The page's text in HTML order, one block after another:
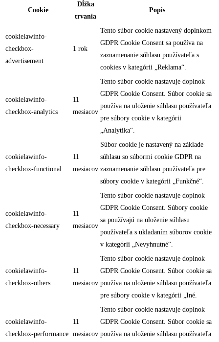
Cookie
Dĺžka
trvania
Popis
cookielawinfo-
checkbox-
advertisement
1 rok
Tento súbor cookie nastavený doplnkom
GDPR Cookie Consent sa používa na
zaznamenanie súhlasu používateľa s
cookies v kategórii „Reklama“.
cookielawinfo-
checkbox-analytics
11
mesiacov
Tento súbor cookie nastavuje doplnok
GDPR Cookie Consent. Súbor cookie sa
používa na uloženie súhlasu používateľa
pre súbory cookie v kategórii
„Analytika“.
cookielawinfo-
checkbox-functional
11
mesiacov
Súbor cookie je nastavený na základe
súhlasu so súbormi cookie GDPR na
zaznamenanie súhlasu používateľa pre
súbory cookie v kategórii „Funkčné“.
cookielawinfo-
checkbox-necessary
11
mesiacov
Tento súbor cookie nastavuje doplnok
GDPR Cookie Consent. Súbory cookie
sa používajú na uloženie súhlasu
používateľa s ukladaním súborov cookie
v kategórii „Nevyhnutné“.
cookielawinfo-
checkbox-others
11
mesiacov
Tento súbor cookie nastavuje doplnok
GDPR Cookie Consent. Súbor cookie sa
používa na uloženie súhlasu používateľa
pre súbory cookie v kategórii „Iné.
cookielawinfo-
checkbox-performance
11
mesiacov
Tento súbor cookie nastavuje doplnok
GDPR Cookie Consent. Súbor cookie sa
používa na uloženie súhlasu používateľa